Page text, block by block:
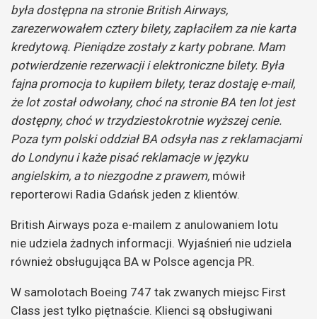
była dostępna na stronie British Airways,
zarezerwowałem cztery bilety, zapłaciłem za nie karta
kredytową. Pieniądze zostały z karty pobrane. Mam
potwierdzenie rezerwacji ielektroniczne bilety. Była
fajna promocja to kupiłem bilety, teraz dostaję e-mail,
że lot został odwołany, choć na stronie BA ten lot jest
dostępny, choć w trzydziestokrotnie wyższej cenie.
Poza tym polski oddział BA odsyła nas z reklamacjami
do Londynu i każe pisać reklamacje w języku
angielskim, a to niezgodne z prawem, mówił
reporterowi Radia Gdańsk jeden z klientów.
British Airways poza e-mailem z anulowaniem lotu
nie udziela żadnych informacji. Wyjaśnień nie udziela
również obsługująca BA w Polsce agencja PR.
W samolotach Boeing 747 tak zwanych miejsc First
Class jest tylko piętnaście. Klienci są obsługiwani